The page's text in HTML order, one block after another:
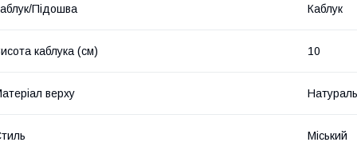
Підошва Каблук
каблука (см) 10
верху
Міський